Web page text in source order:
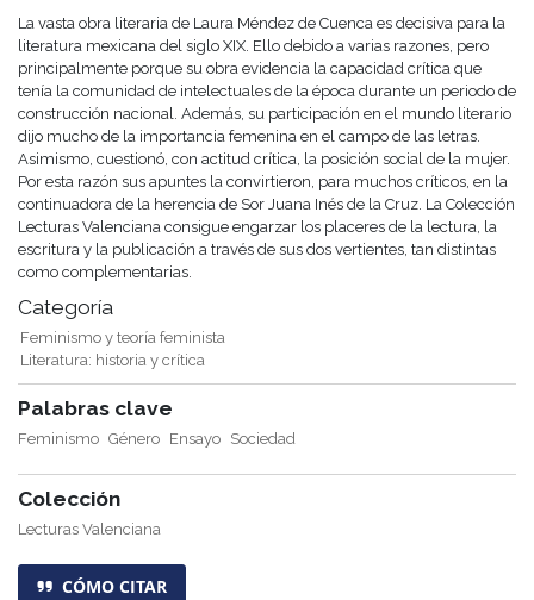
La vasta obra literaria de Laura Méndez de Cuenca es decisiva para la
literatura mexicana del siglo XIX. Ello debido a varias razones, pero
principalmente porque su obra evidencia la capacidad crítica que
tenía la comunidad de intelectuales de la época durante un periodo de
construcción nacional. Además, su participación en el mundo literario
dijo mucho de la importancia femenina en el campo de las letras.
Asimismo, cuestionó, con actitud crítica, la posición social de la mujer.
Por esta razón sus apuntes la convirtieron, para muchos críticos, en la
continuadora de la herencia de Sor Juana Inés de la Cruz. La Colección
Lecturas Valenciana consigue engarzar los placeres de la lectura, la
escritura y la publicación a través de sus dos vertientes, tan distintas
como complementarias.
Categoría
Feminismo y teoría feminista
Literatura: historia y crítica
Palabras clave
Feminismo Género Ensayo Sociedad
Colección
Lecturas Valenciana
CÓMO CITAR